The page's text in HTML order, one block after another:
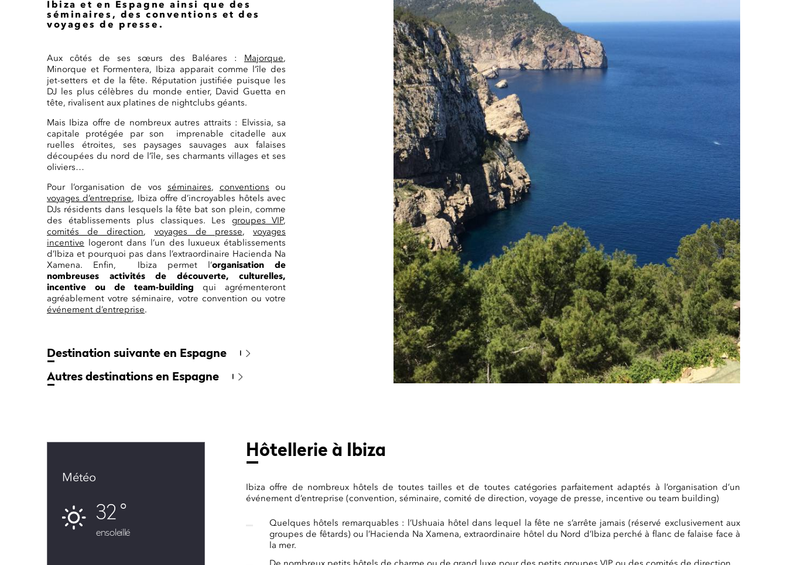
Ibiza et en Espagne ainsi que des
séminaires, des conventions et des
voyages de presse.
Aux côtés de ses sœurs des Baléares : Majorque,
Minorque et Formentera, Ibiza apparait comme l’île des
jet-setters et de la fête. Réputation justifiée puisque les
DJ les plus célèbres du monde entier, David Guetta en
tête, rivalisent aux platines de nightclubs géants.
Mais Ibiza offre de nombreux autres attraits : Elvissia, sa
capitale protégée par son imprenable citadelle aux
ruelles étroites, ses paysages sauvages aux falaises
découpées du nord de l’île, ses charmants villages et ses
oliviers…
Pour l’organisation de vos séminaires, conventions ou
voyages d’entreprise, Ibiza offre d’incroyables hôtels avec
DJs résidents dans lesquels la fête bat son plein, comme
des établissements plus classiques. Les groupes VIP,
comités de direction, voyages de presse,voyages
incentive logeront dans l’un des luxueux établissements
d’Ibiza et pourquoi pas dans l’extraordinaire Hacienda Na
Xamena. Enfin, Ibiza permet l’organisation de
nombreuses activités de découverte, culturelles,
incentive ou de team-building qui agrémenteront
agréablement votre séminaire, votre convention ou votre
événement d’entreprise.
Destination suivante en Espagne
Autres destinations en Espagne
Météo
32
ensoleillé
Hôtellerie à Ibiza
Ibiza offre de nombreux hôtels de toutes tailles et de toutes catégories parfaitement adaptés à l’organisation d’un
événement d’entreprise (convention, séminaire, comité de direction, voyage de presse, incentive ou team building)
Quelques hôtels remarquables : l’Ushuaia hôtel dans lequel la fête ne s’arrête jamais (réservé exclusivement aux
groupes de fêtards) ou l’Hacienda Na Xamena, extraordinaire hôtel du Nord d’Ibiza perché à flanc de falaise face à
la mer.